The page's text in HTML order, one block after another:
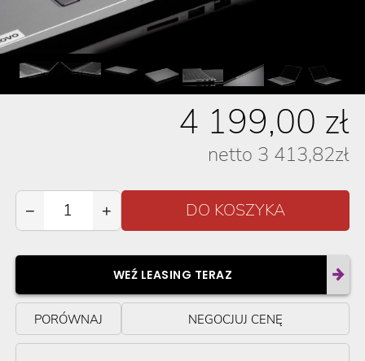
4 199,00 zł
netto 3 413,82zł
− +
WEŹ LEASING TERAZ
PORÓWNAJ NEGOCJUJ CENĘ